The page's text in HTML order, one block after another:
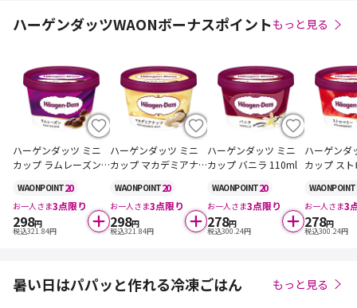
ハーゲンダッツWAONボーナスポイントもっと見る
ハーゲンダッツ ミニ
カップ ラムレーズン 1
WAONPOINT20
お一人さま3点限り
298円
税込321.84円
ハーゲンダッツ ミニ
カップ マカデミアナ
WAONPOINT20
お一人さま3点限り
298円
税込321.84円
ハーゲンダッツ ミニ
カップ バニラ 110ml
WAONPOINT20
お一人さま3点限り
278円
税込300.24円
ハーゲンダ
カップ ス
WAONPOINT
お一人さま3
278円
税込300.24円
暑い日はパパッと作れる冷凍ごはん もっと見る